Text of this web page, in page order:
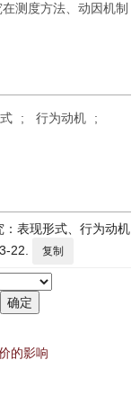
测度方法、动因机制
; 行为动机 ;
：表现形式、行为动机
22.
复制
的影响